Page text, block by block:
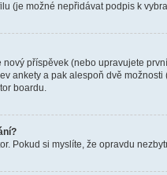
(je možné nepřidávat podpis k
příspěvek (nebo upravujete
ankety a pak alespoň dvě
boardu.
Pokud si myslíte, že opravdu